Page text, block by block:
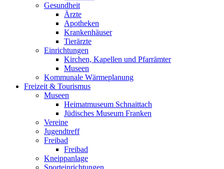
Gesundheit
Ärzte
Apotheken
Krankenhäuser
Tierärzte
Einrichtungen
Kirchen, Kapellen und Pfarrämter
Museen
Kommunale Wärmeplanung
Freizeit & Tourismus
Museen
Heimatmuseum Schnaittach
Jüdisches Museum Franken
Vereine
Jugendtreff
Freibad
Freibad
Kneippanlage
Sporteinrichtungen